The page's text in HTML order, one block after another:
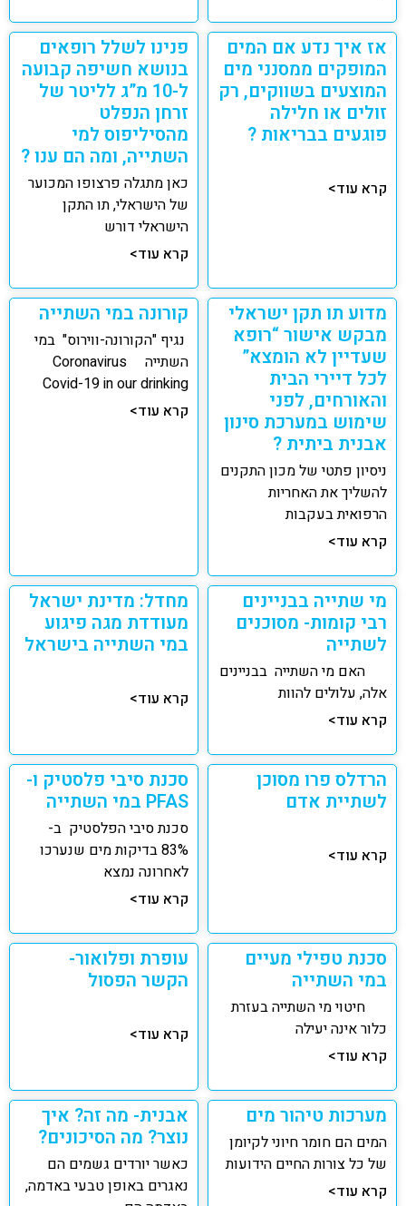
אז איך נדע אם המים
המופקים ממסנני מים
המוצעים בשווקים, רק
זולים או חלילה
פוגעים בבריאות ?
קרא עוד>
פנינו לשלל רופאים
בנושא חשיפה קבועה
ל-10 מ”ג לליטר של
זרחן הנפלט
מהסיליפוס למי
השתייה, ומה הם ענו ?
כאן מתגלה פרצופו המכוער
של הישראלי, תו התקן
הישראלי דורש
קרא עוד>
מדוע תו תקן ישראלי
מבקש אישור “רופא
שעדיין לא הומצא”
לכל דיירי הבית
והאורחים, לפני
שימוש במערכת סינון
אבנית ביתית ?
ניסיון פתטי של מכון התקנים
להשליך את האחריות
הרפואית בעקבות
קרא עוד>
קורונה במי השתייה
נגיף "הקורונה-ווירוס" במי
השתייה Coronavirus
Covid-19 in our drinking
קרא עוד>
מי שתייה בבניינים
רבי קומות- מסוכנים
לשתייה
האם מי השתייה בבניינים
אלה, עלולים להוות
קרא עוד>
מחדל: מדינת ישראל
מעודדת מגה פיגוע
במי השתייה בישראל
קרא עוד>
הרדלס פרו מסוכן
לשתיית אדם
קרא עוד>
סכנת סיבי פלסטיק ו-
PFAS במי השתייה
סכנת סיבי הפלסטיק ב-
83% בדיקות מים שנערכו
לאחרונה נמצא
קרא עוד>
סכנת טפילי מעיים
במי השתייה
חיטוי מי השתייה בעזרת
כלור אינה יעילה
קרא עוד>
עופרת ופלואור-
הקשר הפסול
קרא עוד>
מערכות טיהור מים
המים הם חומר חיוני לקיומן
של כל צורות החיים הידועות
קרא עוד>
אבנית- מה זה? איך
נוצר? מה הסיכונים?
כאשר יורדים גשמים הם
נאגרים באופן טבעי באדמה,